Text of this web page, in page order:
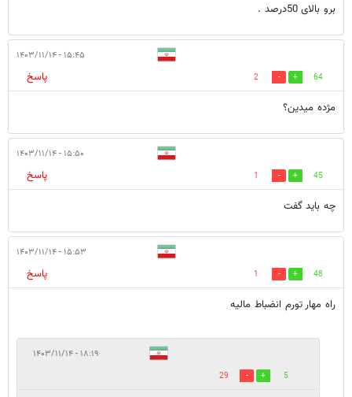
برو بالای 50درصد .
۱۵:۴۵ - ۱۴۰۳/۱۱/۱۴
64
2
پاسخ
مژده میدین؟
۱۵:۵۰ - ۱۴۰۳/۱۱/۱۴
45
1
پاسخ
چه باید گفت
۱۵:۵۳ - ۱۴۰۳/۱۱/۱۴
48
1
پاسخ
راه مهار تورم انضباط مالیه
۱۸:۱۹ - ۱۴۰۳/۱۱/۱۴
5
29